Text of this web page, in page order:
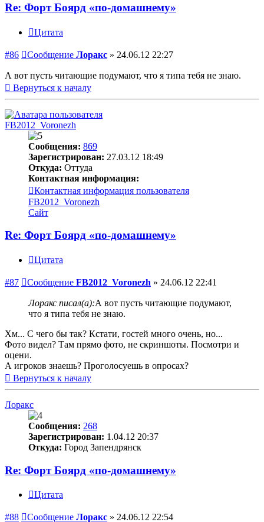
Re: Форт Боярд «по-домашнему»
Цитата
#86 Сообщение Лоракс » 24.06.12 22:27
А вот пусть читающие подумают, что я типа тебя не знаю.
Вернуться к началу
FB2012_Voronezh
Сообщения: 869
Зарегистрирован: 27.03.12 18:49
Откуда: Оттуда
Контактная информация:
Контактная информация пользователя
FB2012_Voronezh
Сайт
Re: Форт Боярд «по-домашнему»
Цитата
#87 Сообщение FB2012_Voronezh » 24.06.12 22:41
Лоракс писал(а):А вот пусть читающие подумают,
что я типа тебя не знаю.
Хм... С чего бы так? Кстати, гостей много очень, но...
Фото видел? Там прямо фото, не скриншоты. Посмотри и
оцени.
А игроков знаешь? Проголосуешь в опросах?
Вернуться к началу
Лоракс
Сообщения: 268
Зарегистрирован: 1.04.12 20:37
Откуда: Город Запендрянск
Re: Форт Боярд «по-домашнему»
Цитата
#88 Сообщение Лоракс » 24.06.12 22:54